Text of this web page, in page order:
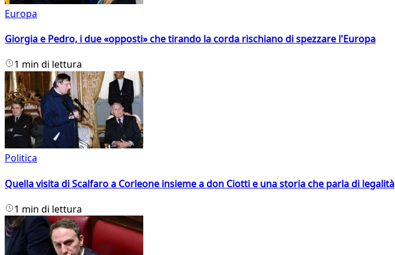
Europa
Giorgia e Pedro, i due «opposti» che tirando la corda rischiano di spezzare l'Europa
1 min di lettura
Politica
Quella visita di Scalfaro a Corleone insieme a don Ciotti e una storia che parla di legalità
1 min di lettura